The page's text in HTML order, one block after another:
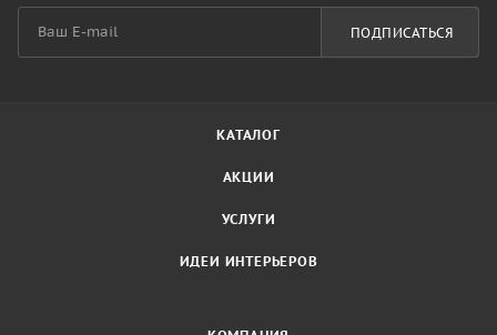
ПОДПИСАТЬСЯ
КАТАЛОГ
АКЦИИ
УСЛУГИ
ИДЕИ ИНТЕРЬЕРОВ